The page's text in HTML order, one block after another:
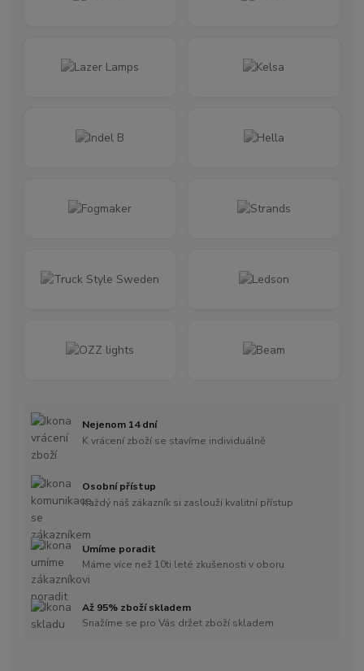
Nejenom 14 dní
K vrácení zboží se stavíme individuálně
Osobní přístup
Každý náš zákazník si zaslouží kvalitní přístup
Umíme poradit
Máme více než 10ti leté zkušenosti v oboru
Až 95% zboží skladem
Snažíme se pro Vás držet zboží skladem